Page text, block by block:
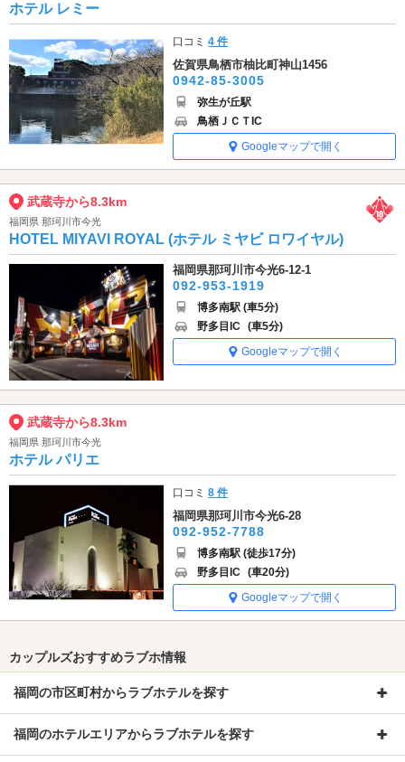
ホテル レミー
口コミ4 件
佐賀県鳥栖市柚比町神山1456
0942-85-3005
弥生が丘駅
鳥栖ＪＣＴIC
Googleマップで開く
武蔵寺から8.3km
福岡県 那珂川市今光
HOTEL MIYAVI ROYAL (ホテル ミヤビ ロワイヤル)
福岡県那珂川市今光6-12-1
092-953-1919
博多南駅 (車5分)
野多目IC (車5分)
Googleマップで開く
武蔵寺から8.3km
福岡県 那珂川市今光
ホテル パリエ
口コミ8 件
福岡県那珂川市今光6-28
092-952-7788
博多南駅 (徒歩17分)
野多目IC (車20分)
Googleマップで開く
カップルズおすすめラブホ情報
福岡の市区町村からラブホテルを探す
福岡のホテルエリアからラブホテルを探す